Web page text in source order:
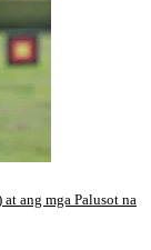
ang mga Palusot na